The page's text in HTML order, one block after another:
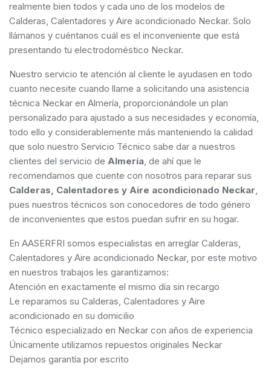
realmente bien todos y cada uno de los modelos de
Calderas, Calentadores y Aire acondicionado Neckar. Solo
llámanos y cuéntanos cuál es el inconveniente que está
presentando tu electrodoméstico Neckar.
Nuestro servicio te atención al cliente le ayudasen en todo
cuanto necesite cuando llame a solicitando una asistencia
técnica Neckar en Almería, proporcionándole un plan
personalizado para ajustado a sus necesidades y economía,
todo ello y considerablemente más manteniendo la calidad
que solo nuestro Servicio Técnico sabe dar a nuestros
clientes del servicio de Almería, de ahí que le
recomendamos que cuente con nosotros para reparar sus
Calderas, Calentadores y Aire acondicionado Neckar,
pues nuestros técnicos son conocedores de todo género
de inconvenientes que estos puedan sufrir en su hogar.
En AASERFRI somos especialistas en arreglar Calderas,
Calentadores y Aire acondicionado Neckar, por este motivo
en nuestros trabajos les garantizamos:
Atención en exactamente el mismo día sin recargo
Le reparamos su Calderas, Calentadores y Aire
acondicionado en su domicilio
Técnico especializado en Neckar con años de experiencia
Únicamente utilizamos repuestos originales Neckar
Dejamos garantía por escrito